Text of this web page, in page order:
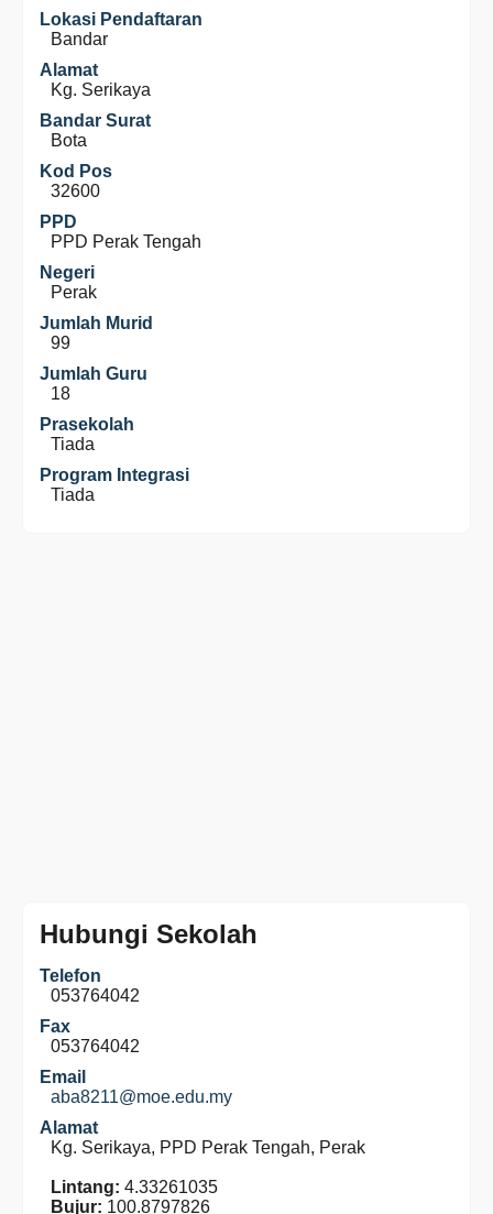
Lokasi Pendaftaran
Bandar
Alamat
Kg. Serikaya
Bandar Surat
Bota
Kod Pos
32600
PPD
PPD Perak Tengah
Negeri
Perak
Jumlah Murid
99
Jumlah Guru
18
Prasekolah
Tiada
Program Integrasi
Tiada
Hubungi Sekolah
Telefon
053764042
Fax
053764042
Email
aba8211@moe.edu.my
Alamat
Kg. Serikaya, PPD Perak Tengah, Perak
Lintang: 4.33261035
Bujur: 100.8797826